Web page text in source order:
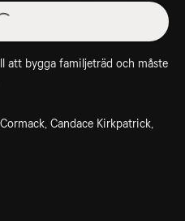
att bygga familjeträd och måste
Candace Kirkpatrick,